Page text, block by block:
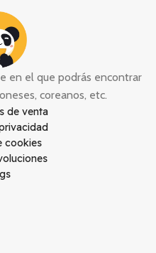
en el que podrás encontrar
coreanos, etc.
de venta
cookies